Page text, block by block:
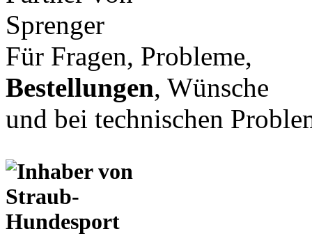
Für Fragen, Probleme,
Bestellungen, Wünsche
und bei technischen